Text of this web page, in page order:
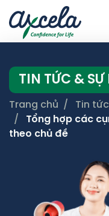
TIN TỨC & SỰ
Trang chủ
Tin tức
Tổng hợp các
theo chủ đề